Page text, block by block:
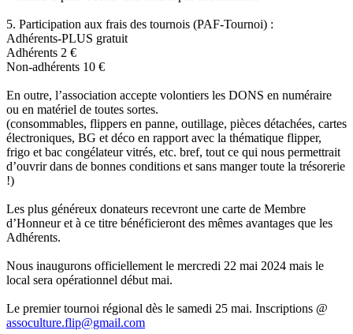
5. Participation aux frais des tournois (PAF-Tournoi) :
Adhérents-PLUS gratuit
Adhérents 2 €
Non-adhérents 10 €
En outre, l’association accepte volontiers les DONS en numéraire
ou en matériel de toutes sortes.
(consommables, flippers en panne, outillage, pièces détachées, cartes
électroniques, BG et déco en rapport avec la thématique flipper,
frigo et bac congélateur vitrés, etc. bref, tout ce qui nous permettrait
d’ouvrir dans de bonnes conditions et sans manger toute la trésorerie
!)
Les plus généreux donateurs recevront une carte de Membre
d’Honneur et à ce titre bénéficieront des mêmes avantages que les
Adhérents.
Nous inaugurons officiellement le mercredi 22 mai 2024 mais le
local sera opérationnel début mai.
Le premier tournoi régional dès le samedi 25 mai. Inscriptions @
assoculture.flip@gmail.com